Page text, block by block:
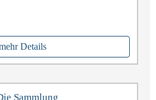
Details